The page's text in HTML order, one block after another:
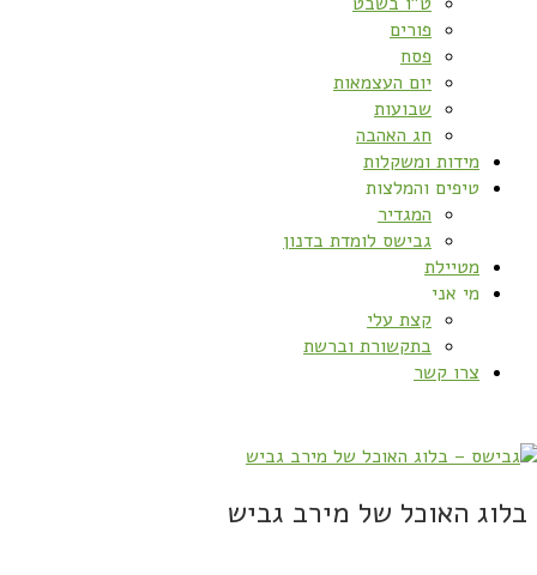
פורים
פסח
יום העצמאות
שבועות
חג האהבה
מידות ומשקלות
טיפים והמלצות
המגדיר
גבישס לומדת בדנון
מטיילת
מי אני
קצת עלי
בתקשורת וברשת
צרו קשר
בלוג האוכל של מירב גביש